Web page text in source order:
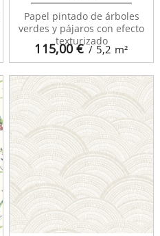
115,00€ / 5,2 m²
Papel pintado de árboles
verdes y pájaros con efecto
texturizado